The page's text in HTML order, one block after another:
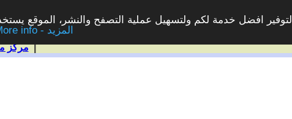
لتوفير افضل خدمة لكم ولتسهيل عملية التصفح والنشر، الموقع
More info - المزيد
مركز|